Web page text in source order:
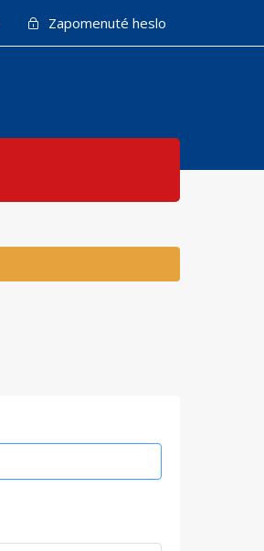
Zapomenuté heslo